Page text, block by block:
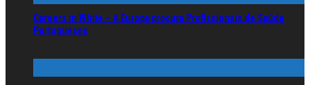
Careers in White – A Europa procura Profissionais de Saúde
Portugueses